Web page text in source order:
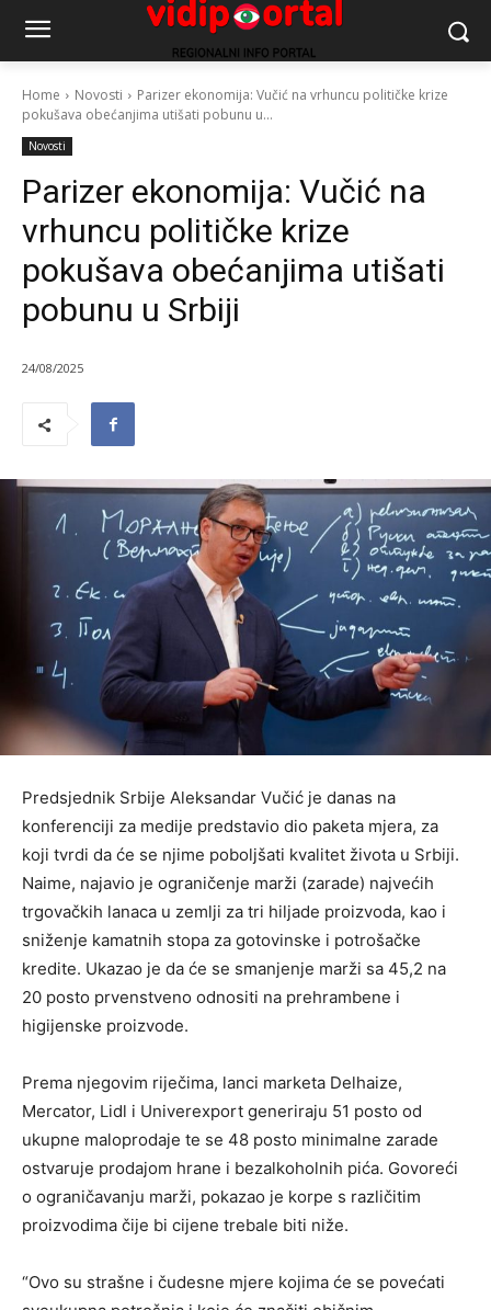
Home Novosti
Parizer ekonomija: Vučić na vrhuncu političke krize
pokušava obećanjima utišati pobunu u...
Novosti
Parizer ekonomija: Vučić na
vrhuncu političke krize
pokušava obećanjima utišati
pobunu u Srbiji
24/08/2025
Predsjednik Srbije Aleksandar Vučić je danas na
konferenciji za medije predstavio dio paketa mjera, za
koji tvrdi da će se njime poboljšati kvalitet života u Srbiji.
Naime, najavio je ograničenje marži (zarade) najvećih
trgovačkih lanaca u zemlji za tri hiljade proizvoda, kao i
sniženje kamatnih stopa za gotovinske i potrošačke
kredite. Ukazao je da će se smanjenje marži sa 45,2 na
20 posto prvenstveno odnositi na prehrambene i
higijenske proizvode.
Prema njegovim riječima, lanci marketa Delhaize,
Mercator, Lidl i Univerexport generiraju 51 posto od
ukupne maloprodaje te se 48 posto minimalne zarade
ostvaruje prodajom hrane i bezalkoholnih pića. Govoreći
o ograničavanju marži, pokazao je korpe s različitim
proizvodima čije bi cijene trebale biti niže.
“Ovo su strašne i čudesne mjere kojima će se povećati